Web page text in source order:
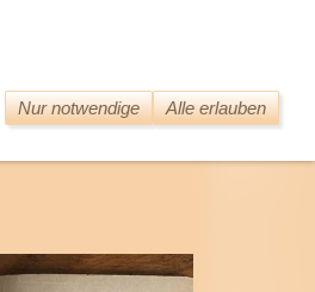
Nur notwendige Alle erlauben